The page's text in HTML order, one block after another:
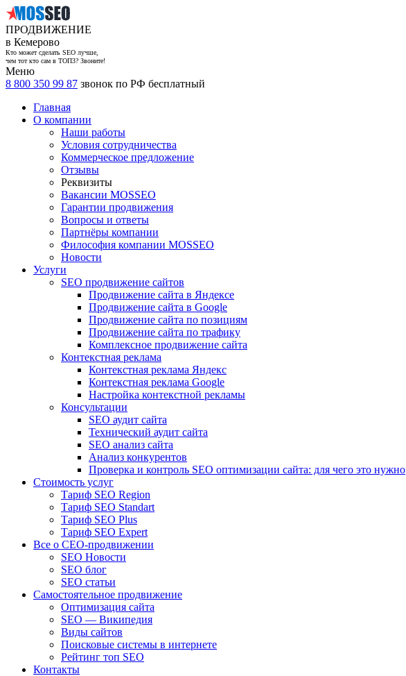
ПРОДВИЖЕНИЕ
в Кемерово
Кто может сделать SEO лучше,
чем тот кто сам в ТОП3? Звоните!
Меню
8 800 350 99 87 звонок по РФ бесплатный
Главная
О компании
Наши работы
Условия сотрудничества
Коммерческое предложение
Отзывы
Реквизиты
Вакансии MOSSEO
Гарантии продвижения
Вопросы и ответы
Партнёры компании
Философия компании MOSSEO
Новости
Услуги
SEO продвижение сайтов
Продвижение сайта в Яндексе
Продвижение сайта в Google
Продвижение сайта по позициям
Продвижение сайта по трафику
Комплексное продвижение сайта
Контекстная реклама
Контекстная реклама Яндекс
Контекстная реклама Google
Настройка контекстной рекламы
Консультации
SEO аудит сайта
Технический аудит сайта
SEO анализ сайта
Анализ конкурентов
Проверка и контроль SEO оптимизации сайта: для чего это нужно
Стоимость услуг
Тариф SEO Region
Тариф SEO Standart
Тариф SEO Plus
Тариф SEO Expert
Все о СЕО-продвижении
SEO Новости
SEO блог
SEO статьи
Самостоятельное продвижение
Оптимизация сайта
SEO — Википедия
Виды сайтов
Поисковые системы в интернете
Рейтинг топ SEO
Контакты